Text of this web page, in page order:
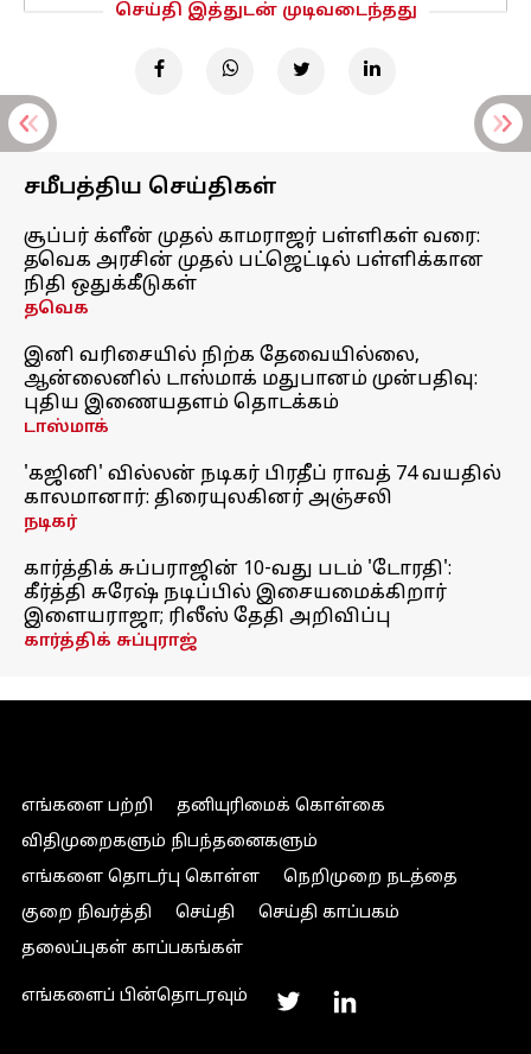
செய்தி இத்துடன் முடிவடைந்தது
சமீபத்திய செய்திகள்
சூப்பர் க்ளீன் முதல் காமராஜர் பள்ளிகள் வரை:
தவெக அரசின் முதல் பட்ஜெட்டில் பள்ளிக்கான
நிதி ஒதுக்கீடுகள்
தவெக
இனி வரிசையில் நிற்க தேவையில்லை,
ஆன்லைனில் டாஸ்மாக் மதுபானம் முன்பதிவு:
புதிய இணையதளம் தொடக்கம்
டாஸ்மாக்
'கஜினி' வில்லன் நடிகர் பிரதீப் ராவத் 74 வயதில்
காலமானார்: திரையுலகினர் அஞ்சலி
நடிகர்
கார்த்திக் சுப்பராஜின் 10-வது படம் 'டோரதி':
கீர்த்தி சுரேஷ் நடிப்பில் இசையமைக்கிறார்
இளையராஜா; ரிலீஸ் தேதி அறிவிப்பு
கார்த்திக் சுப்புராஜ்
எங்களை பற்றி
தனியுரிமைக் கொள்கை
விதிமுறைகளும் நிபந்தனைகளும்
எங்களை தொடர்பு கொள்ள
நெறிமுறை நடத்தை
குறை நிவர்த்தி
செய்தி
செய்தி காப்பகம்
தலைப்புகள் காப்பகங்கள்
எங்களைப் பின்தொடரவும்